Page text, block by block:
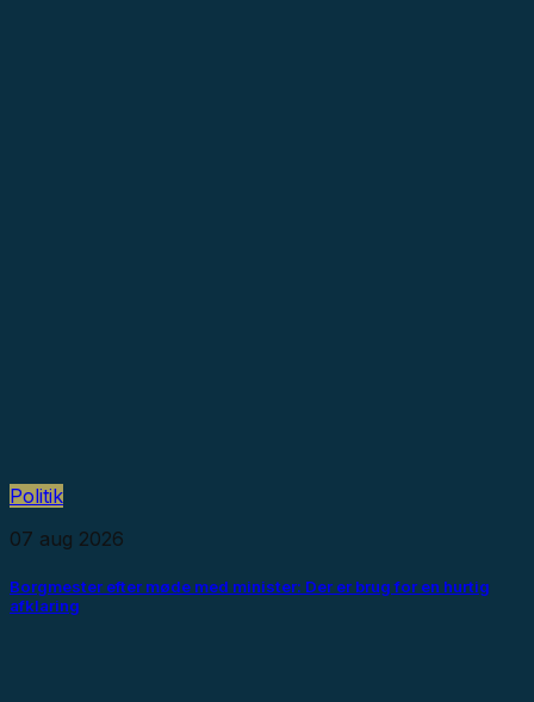
Politik
07 aug 2026
Borgmester efter møde med minister: Der er brug for en hurtig
afklaring